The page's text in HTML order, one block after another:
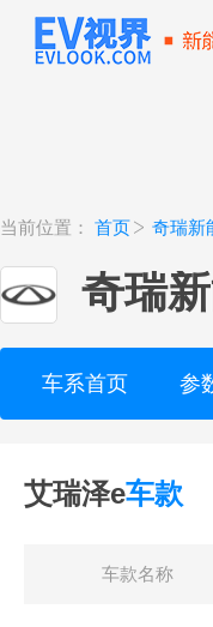
当前位置： 首页 奇瑞新
奇瑞
车系首页 参
艾瑞泽e车款
车款名称